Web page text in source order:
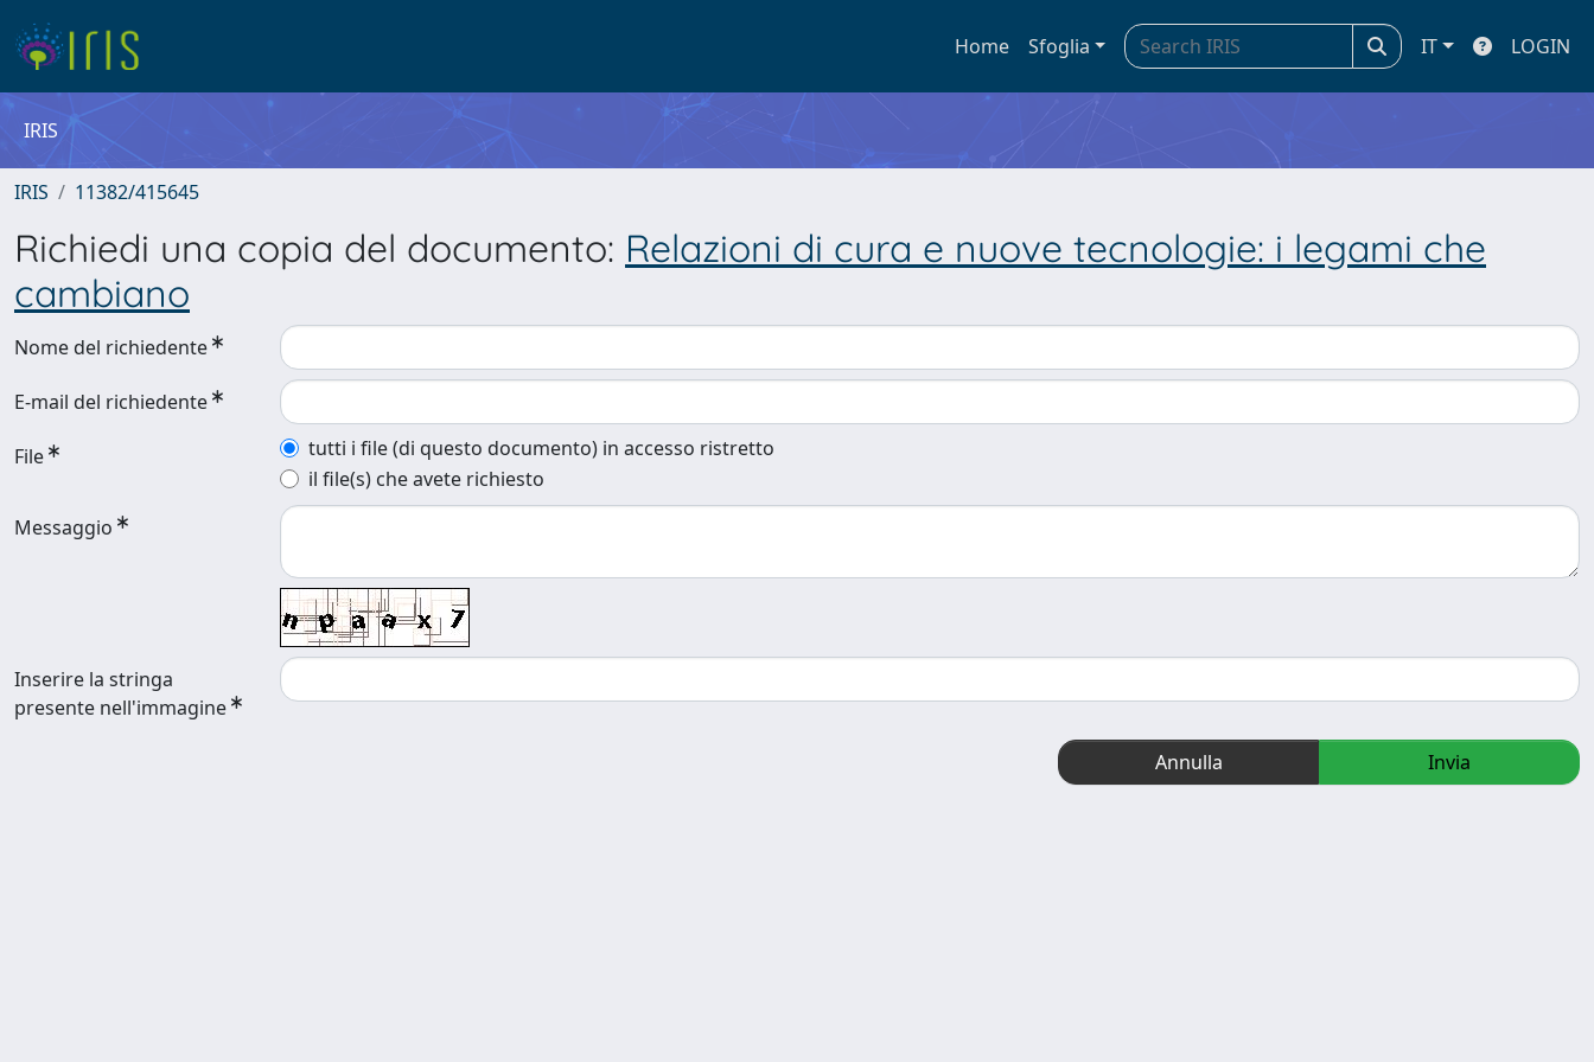
Home Sfoglia IT LOGIN
IRIS
IRIS 11382/415645
Richiedi una copia del documento: Relazioni di cura e nuove tecnologie: i legami che
cambiano
Nome del richiedente
E-mail del richiedente
File
tutti i file (di questo documento) in accesso ristretto
il file(s) che avete richiesto
Messaggio
Inserire la stringa
presente nell'immagine
Annulla Invia